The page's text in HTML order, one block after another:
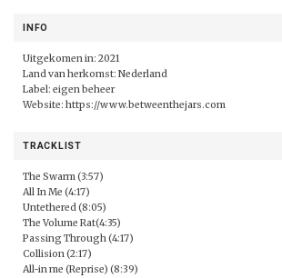
INFO
Uitgekomen in: 2021
Land van herkomst: Nederland
Label: eigen beheer
Website: https://www.betweenthejars.com
TRACKLIST
The Swarm (3:57)
All In Me (4:17)
Untethered (8:05)
The Volume Rat(4:35)
Passing Through (4:17)
Collision (2:17)
All-in me (Reprise) (8:39)